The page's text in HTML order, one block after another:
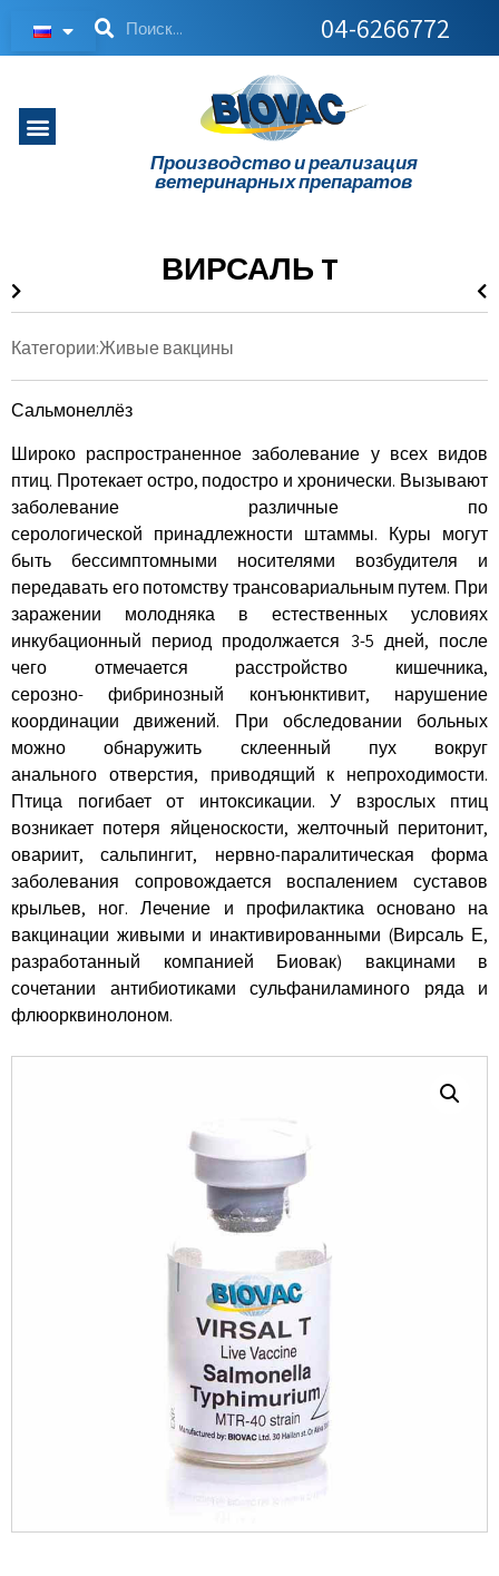
04-6266772
Производство и реализация
ветеринарных препаратов
ВИРСАЛЬ T
Категории:Живые вакцины
Сальмонеллёз
Широко распространенное заболевание у всех видов
птиц. Протекает остро, подостро и хронически. Вызывают
заболевание различные по
серологической принадлежности штаммы. Куры могут
быть бессимптомными носителями возбудителя и
передавать его потомству трансовариальным путем. При
заражении молодняка в естественных условиях
инкубационный период продолжается 3-5 дней, после
чего отмечается расстройство кишечника,
серозно- фибринозный конъюнктивит, нарушение
координации движений. При обследовании больных
можно обнаружить склеенный пух вокруг
анального отверстия, приводящий к непроходимости.
Птица погибает от интоксикации. У взрослых птиц
возникает потеря яйценоскости, желточный перитонит,
овариит, сальпингит, нервно-паралитическая форма
заболевания сопровождается воспалением суставов
крыльев, ног. Лечение и профилактика основано на
вакцинации живыми и инактивированными (Вирсаль Е,
разработанный компанией Биовак) вакцинами в
сочетании антибиотиками сульфаниламиного ряда и
флюорквинолоном.